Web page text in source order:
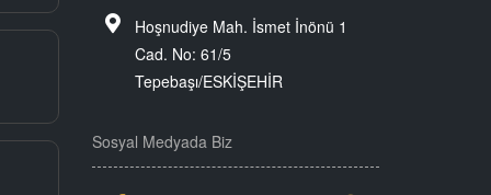
Hoşnudiye Mah. İsmet İnönü 1
Cad. No: 61/5
Tepebaşı/ESKİŞEHİR
Sosyal Medyada Biz